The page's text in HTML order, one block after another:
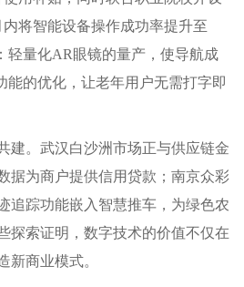
将智能设备操作成功率提升至
轻量化AR眼镜的量产，使导航成
能的优化，让老年用户无需打字即
建。武汉白沙洲市场正与供应链金
据为商户提供信用贷款；南京众彩
追踪功能嵌入智慧推车，为绿色农
探索证明，数字技术的价值不仅在
新商业模式。